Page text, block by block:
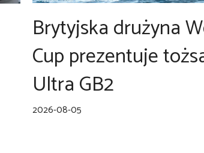
Brytyjska drużyna
Cup prezentuje
Ultra GB2
2026-08-05